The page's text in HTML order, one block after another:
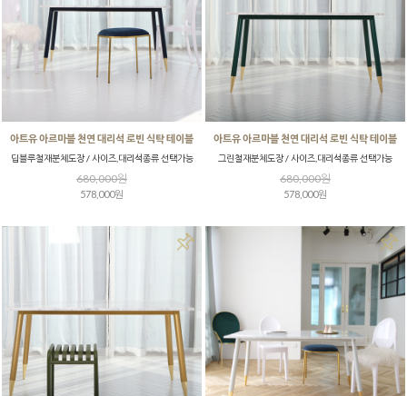
아트유 아르마블 천연 대리석 로빈 식탁 테이블
딥블루철재분체도장 / 사이즈,대리석종류 선택가능
680,000원
578,000원
아트유 아르마블 천연 대리석 로빈 식탁 테이블
그린철재분체도장 / 사이즈,대리석종류 선택가능
680,000원
578,000원